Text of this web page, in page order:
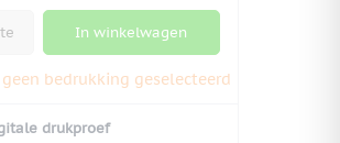
In winkelwagen
bedrukking geselecteerd
drukproef